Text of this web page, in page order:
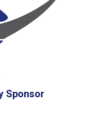
Sponsor